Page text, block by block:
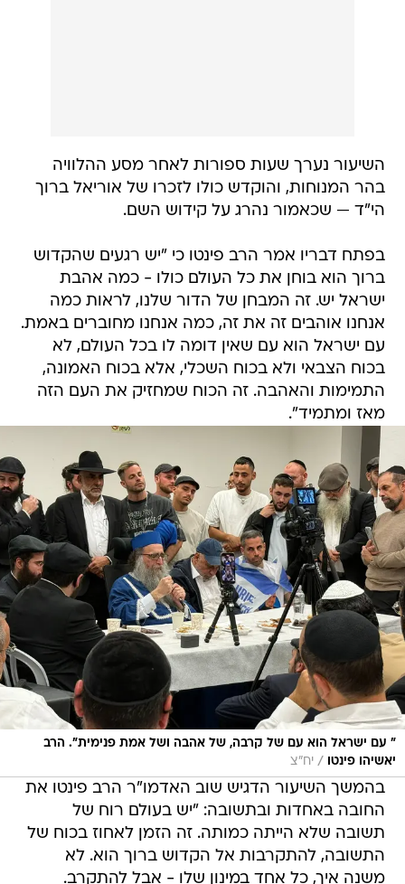
השיעור נערך שעות ספורות לאחר מסע ההלוויה
בהר המנוחות, והוקדש כולו לזכרו של אוריאל ברוך
הי"ד — שכאמור נהרג על קידוש השם.
בפתח דבריו אמר הרב פינטו כי "יש רגעים שהקדוש
ברוך הוא בוחן את כל העולם כולו - כמה אהבת
ישראל יש. זה המבחן של הדור שלנו, לראות כמה
אנחנו אוהבים זה את זה, כמה אנחנו מחוברים באמת.
עם ישראל הוא עם שאין דומה לו בכל העולם, לא
בכוח הצבאי ולא בכוח השכלי, אלא בכוח האמונה,
התמימות והאהבה. זה הכוח שמחזיק את העם הזה
מאז ומתמיד".
" עם ישראל הוא עם של קרבה, של אהבה ושל אמת פנימית". הרב
יאשיהו פינטו
/ יח"צ
בהמשך השיעור הדגיש שוב האדמו"ר הרב פינטו את
החובה באחדות ובתשובה: "יש בעולם רוח של
תשובה שלא הייתה כמותה. זה הזמן לאחוז בכוח של
התשובה, להתקרבות אל הקדוש ברוך הוא. לא
משנה איך, כל אחד במינון שלו - אבל להתקרב.